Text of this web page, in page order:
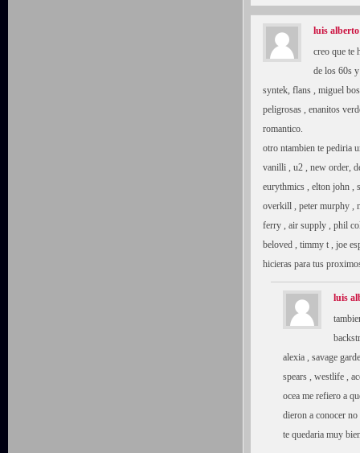
luis
creo que te
de los 60s
syntek, flans , miguel
peligrosas , enanitos
romantico.
otro ntambien te pediria
vanilli , u2 , new order,
eurythmics , elton john ,
overkill , peter murphy ,
ferry , air supply , phil
beloved , timmy t , joe
hicieras para tus
luis
alexia , savage
spears , westlife ,
ocea me refiero a
dieron a conocer no
te quedaria muy